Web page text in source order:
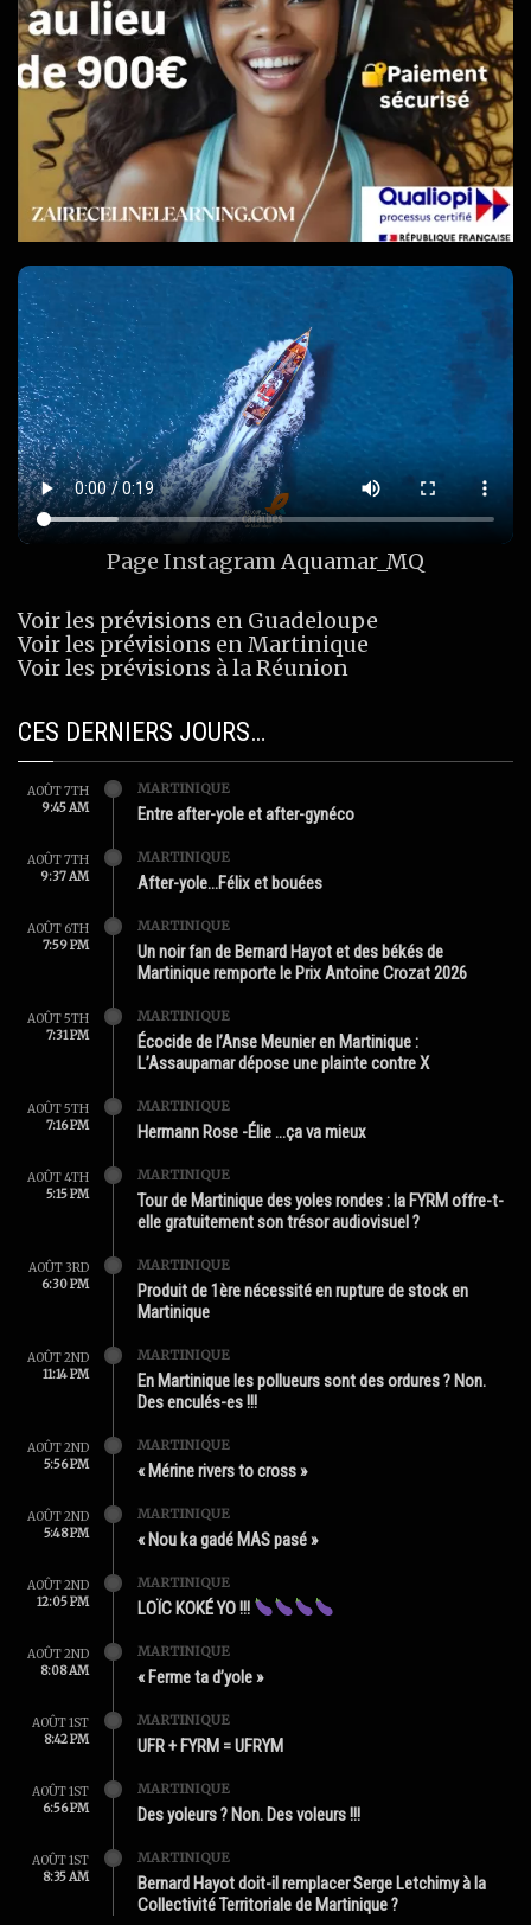
Page InstagramAquamar_MQ
Voir les prévisions en Guadeloupe
Voir les prévisions en Martinique
Voir les prévisions à la Réunion
CES DERNIERS JOURS…
AOÛT 7TH
9:45 AM
MARTINIQUE
Entre after-yole et after-gynéco
AOÛT 7TH
9:37 AM
MARTINIQUE
After-yole…Félix et bouées
AOÛT 6TH
7:59 PM
MARTINIQUE
Un noir fan de Bernard Hayot et des békés de
Martinique remporte le Prix Antoine Crozat 2026
AOÛT 5TH
7:31 PM
MARTINIQUE
Écocide de l’Anse Meunier en Martinique :
L’Assaupamar dépose une plainte contre X
AOÛT 5TH
7:16 PM
MARTINIQUE
Hermann Rose -Élie …ça va mieux
AOÛT 4TH
5:15 PM
MARTINIQUE
Tour de Martinique des yoles rondes : la FYRM offre-t-
elle gratuitement son trésor audiovisuel ?
AOÛT 3RD
6:30 PM
MARTINIQUE
Produit de 1ère nécessité en rupture de stock en
Martinique
AOÛT 2ND
11:14 PM
MARTINIQUE
En Martinique les pollueurs sont des ordures ? Non.
Des enculés-es !!!
AOÛT 2ND
5:56 PM
MARTINIQUE
« Mérine rivers to cross »
AOÛT 2ND
5:48 PM
MARTINIQUE
« Nou ka gadé MAS pasé »
AOÛT 2ND
12:05 PM
MARTINIQUE
LOÏC KOKÉ YO !!!
AOÛT 2ND
8:08 AM
MARTINIQUE
« Ferme ta d’yole »
AOÛT 1ST
8:42 PM
MARTINIQUE
UFR + FYRM = UFRYM
AOÛT 1ST
6:56 PM
MARTINIQUE
Des yoleurs ? Non. Des voleurs !!!
AOÛT 1ST
8:35 AM
MARTINIQUE
Bernard Hayot doit-il remplacer Serge Letchimy à la
Collectivité Territoriale de Martinique ?